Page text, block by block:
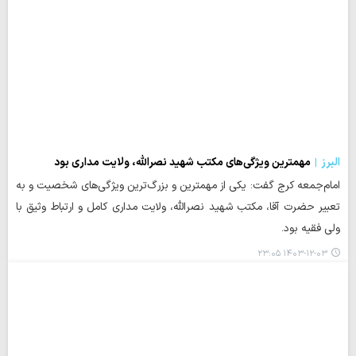
البرز
مهمترین ویژگی‌های مکتب شهید نصرالله، ولایت مداری بود
امام‌جمعه کرج گفت: یکی از مهمترین و بزرگ‌ترین ویژگی‌های شخصیت و به
تعبیر حضرت آقا، مکتب شهید نصرالله، ولایت مداری کامل و ارتباط وثیق با
ولی فقیه بود.
۱۴۰۳-۱۲-۰۳ ۲۳:۰۵